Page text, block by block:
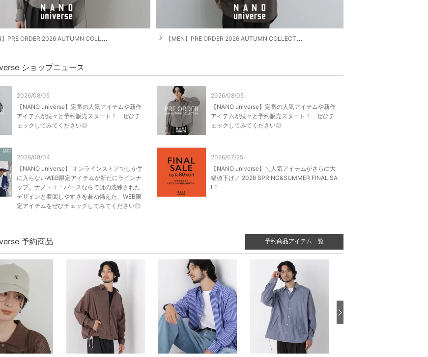
PRE ORDER 2026 AUTUMN COLLECTION navigate_next 【MEN】PRE ORDER 2026 AUTUMN COLLECTION
ショップニュース
2026/08/05
【NANO universe】定番の人気アイテムや新作
アイテムが続々と予約販売スタート！ ぜひチ
ェックしてみてください◎
2026/08/05
【NANO universe】定番の人気アイテムや新作
アイテムが続々と予約販売スタート！ ぜひチ
ェックしてみてください◎
2026/08/04
【NANO universe】 オンラインストアでしか手
に入らないWEB限定アイテムが新たにラインナ
ップ。ナノ・ユニバースならではの洗練された
デザインと着回しやすさを兼ね備えた、WEB限
定アイテムをぜひチェックしてみてください◎
2026/07/25
【NANO universe】＼人気アイテムがさらに大
幅値下げ／ 2026 SPRING&SUMMER FINAL SA
LE
予約商品 予約商品アイテム一覧